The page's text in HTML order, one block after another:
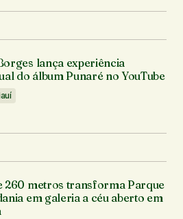
lança experiência
do álbum Punaré no YouTube
260 metros transforma Parque
em galeria a céu aberto em